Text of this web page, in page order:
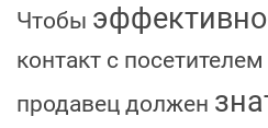
Чтобы эффективно
контакт с посетителем
продавец должен